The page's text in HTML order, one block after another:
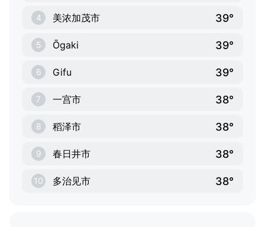
4 美浓加茂市 39°
5 Ōgaki 39°
6 Gifu 39°
7 一宫市 38°
8 稻泽市 38°
9 春日井市 38°
10 多治见市 38°